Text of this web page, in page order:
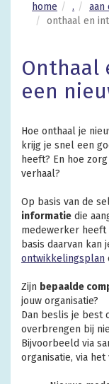
home . aan
onthaal en
Onthaal
een
Hoe onthaal je
krijg je snel een
heeft? En hoe
verhaal?
Op basis van de
informatie die
medewerker
basis daarvan kan
ontwikkelingsplan
Zijn bepaalde
jouw organisatie?
Dan beslis je best
overbrengen bij
Bijvoorbeeld via
organisatie, via